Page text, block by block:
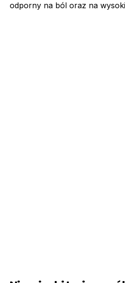
odporny na ból oraz na